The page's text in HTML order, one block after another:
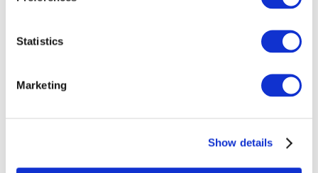
Statistics
Marketing
Show details